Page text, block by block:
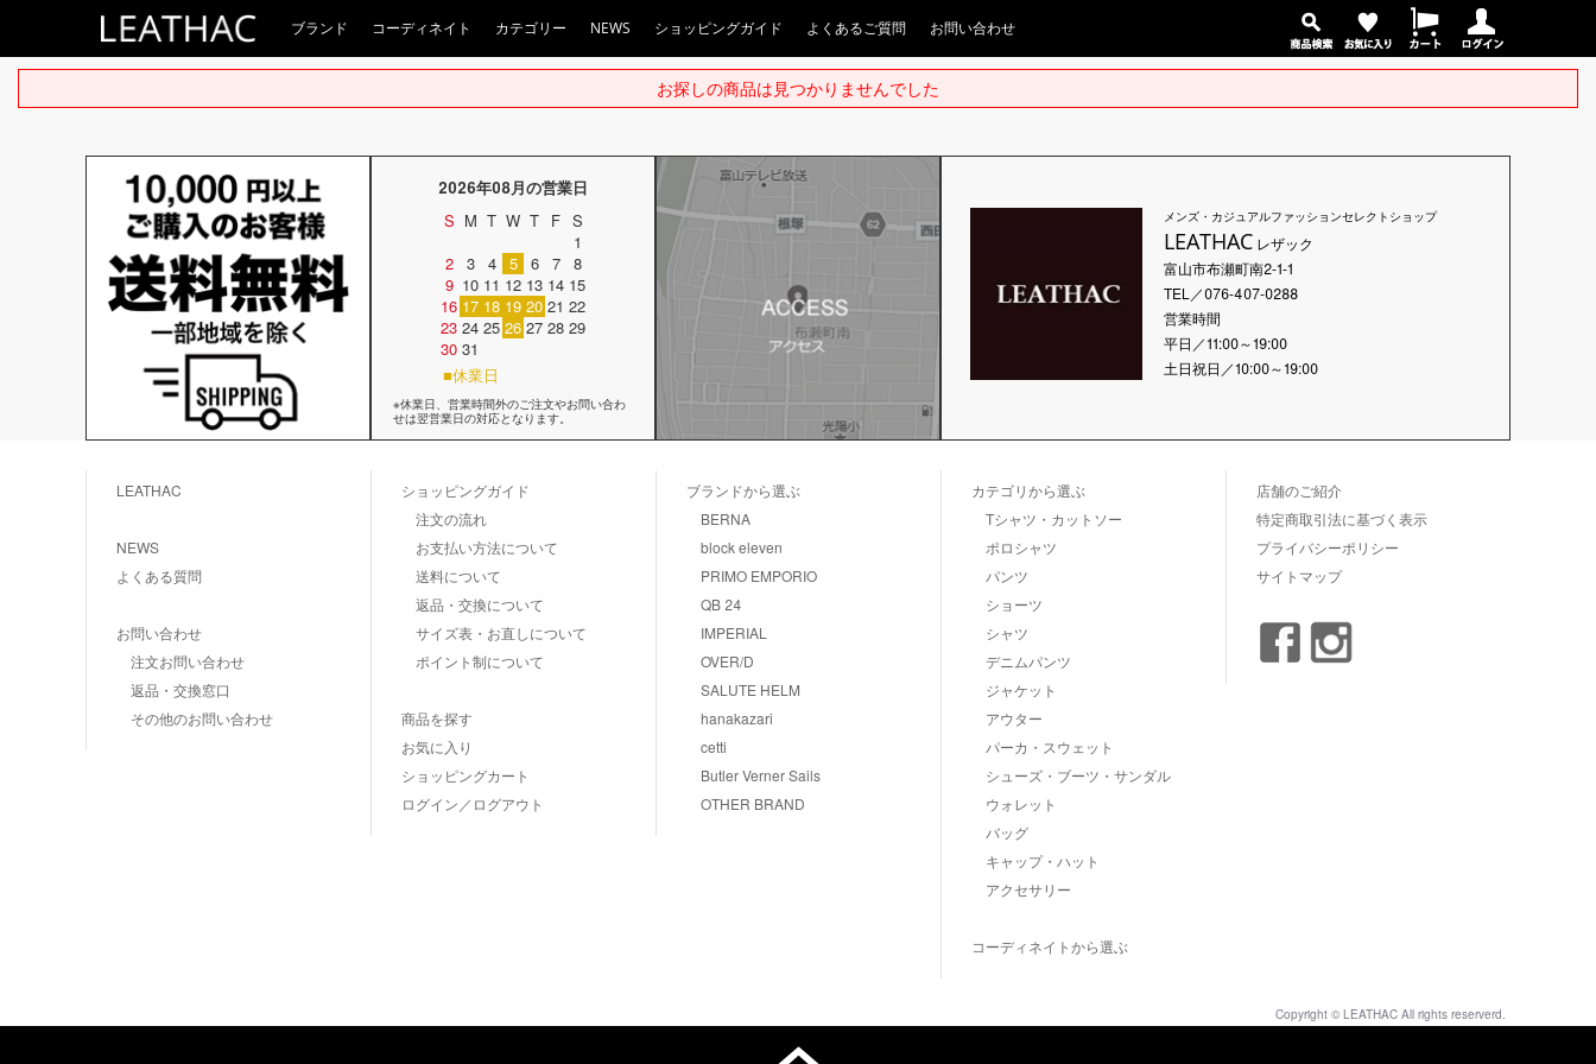
ブランド コーディネイト カテゴリー NEWS ショッピングガイド よくあるご質問 お問い合わせ
お探しの商品は見つかりませんでした
2026年08月の営業日
S M T W T F S
1
2
3 4 5 6 7
8
9 10 11 12 13 14 15
16 17 18 19 20 21 22
23 24 25 26 27 28 29
30 31
■休業日
※休業日、営業時間外のご注文やお問い合わ
せは翌営業日の対応となります。
メンズ・カジュアルファッションセレクトショップ
LEATHAC レザック
富山市布瀬町南2-1-1
TEL／076-407-0288
営業時間
平日／11:00～19:00
土日祝日／10:00～19:00
LEATHAC
NEWS
よくある質問
お問い合わせ
注文お問い合わせ
返品・交換窓口
その他のお問い合わせ
ショッピングガイド
注文の流れ
お支払い方法について
送料について
返品・交換について
サイズ表・お直しについて
ポイント制について
商品を探す
お気に入り
ショッピングカート
ログイン／ログアウト
ブランドから選ぶ
BERNA
block eleven
PRIMO EMPORIO
QB 24
IMPERIAL
OVER/D
SALUTE HELM
hanakazari
cetti
Butler Verner Sails
OTHER BRAND
カテゴリから選ぶ
Tシャツ・カットソー
ポロシャツ
パンツ
ショーツ
シャツ
デニムパンツ
ジャケット
アウター
パーカ・スウェット
シューズ・ブーツ・サンダル
ウォレット
バッグ
キャップ・ハット
アクセサリー
コーディネイトから選ぶ
店舗のご紹介
特定商取引法に基づく表示
プライバシーポリシー
サイトマップ
Copyright © LEATHAC All rights reserverd.